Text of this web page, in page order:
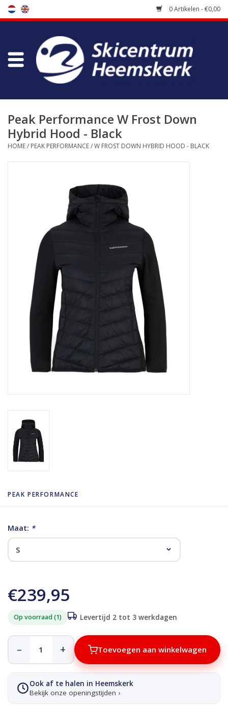
0 Artikelen - €0,00
Winkel
Bootfitting
Onderhoud
Peak Performance W Frost Down
Hybrid Hood - Black
HOME/ PEAK PERFORMANCE/W FROST DOWN HYBRID HOOD - BLACK
PEAK PERFORMANCE
Maat: *
€239,95
Op voorraad (1) Levertijd 2 tot 3 werkdagen
– + Toevoegen aan winkelwagen
Ook af te halen in Heemskerk
Bekijk onze openingstijden ›